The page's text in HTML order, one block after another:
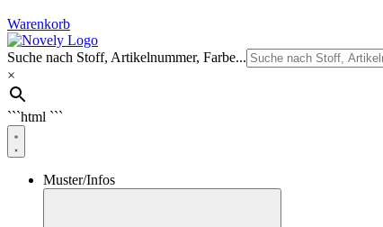
Warenkorb
Suche nach Stoff, Artikelnummer, Farbe...
×
```html ```
Muster/Infos